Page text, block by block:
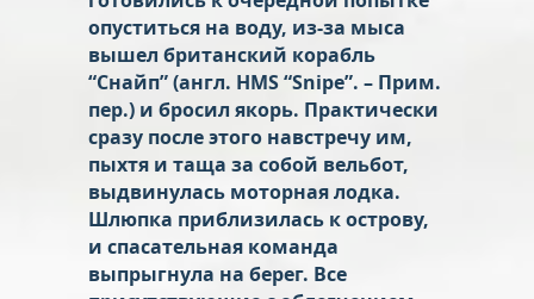
опуститься на воду, из-за мыса
вышел британский корабль
“Снайп” (англ. HMS “Snipe”. – Прим.
пер.) и бросил якорь. Практически
сразу после этого навстречу им,
пыхтя и таща за собой вельбот,
выдвинулась моторная лодка.
Шлюпка приблизилась к острову,
и спасательная команда
выпрыгнула на берег. Все